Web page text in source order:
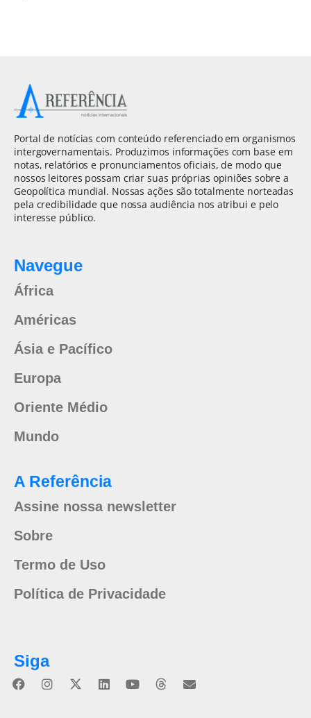
Portal de notícias com conteúdo referenciado em organismos
intergovernamentais. Produzimos informações com base em
notas, relatórios e pronunciamentos oficiais, de modo que
nossos leitores possam criar suas próprias opiniões sobre a
Geopolítica mundial. Nossas ações são totalmente norteadas
pela credibilidade que nossa audiência nos atribui e pelo
interesse público.
Navegue
África
Américas
Ásia e Pacífico
Europa
Oriente Médio
Mundo
A Referência
Assine nossa newsletter
Sobre
Termo de Uso
Política de Privacidade
Siga